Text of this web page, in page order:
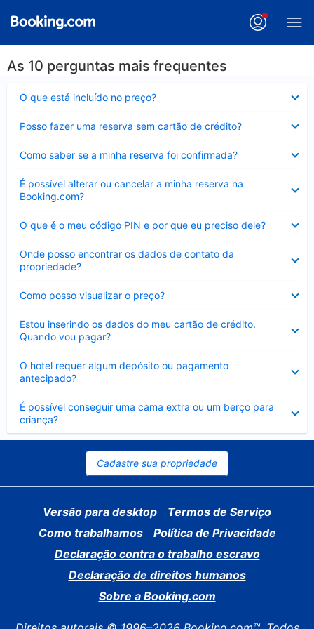
As 10 perguntas mais frequentes
O que está incluído no preço?
Posso fazer uma reserva sem cartão de crédito?
Como saber se a minha reserva foi confirmada?
É possível alterar ou cancelar a minha reserva na
Booking.com?
Contraído
O que é o meu código PIN e por que eu preciso dele?
Onde posso encontrar os dados de contato da
propriedade?
Como posso visualizar o preço?
Estou inserindo os dados do meu cartão de crédito.
Quando vou pagar?
O hotel requer algum depósito ou pagamento
antecipado?
É possível conseguir uma cama extra ou um berço para
criança?
Contraído
Cadastre sua propriedade
Versão para desktop
Termos de Serviço
Como trabalhamos
Política de Privacidade
Declaração contra o trabalho escravo
Declaração de direitos humanos
Sobre a Booking.com